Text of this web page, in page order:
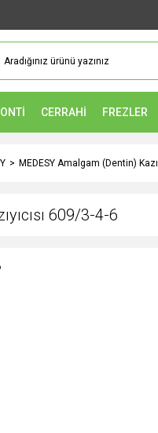
CERRAHİ FREZLER
MEDESY Amalgam (Dentin)
609/3-4-6